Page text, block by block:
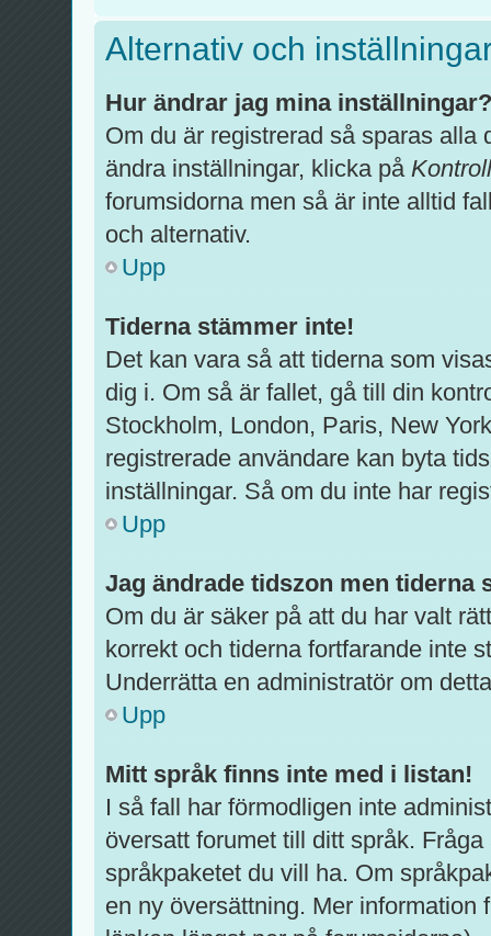
Alternativ och
Hur ändrar jag mina inställningar?
Om du är registrerad så sparas
ändra inställningar, klicka på
forumsidorna men så är inte alltid
och alternativ.
Upp
Tiderna stämmer inte!
Det kan vara så att tiderna som
dig i. Om så är fallet, gå till din
Stockholm, London, Paris, New
registrerade användare kan byta
inställningar. Så om du inte har
Upp
Jag ändrade tidszon men tiderna
Om du är säker på att du har valt
korrekt och tiderna fortfarande inte
Underrätta en administratör om
Upp
Mitt språk finns inte med i listan!
I så fall har förmodligen inte
översatt forumet till ditt språk.
språkpaketet du vill ha. Om
en ny översättning. Mer